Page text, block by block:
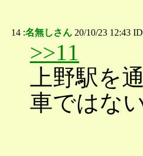
14 :名無しさん 20/10/23 12:43
>>11
上野駅を
車ではな